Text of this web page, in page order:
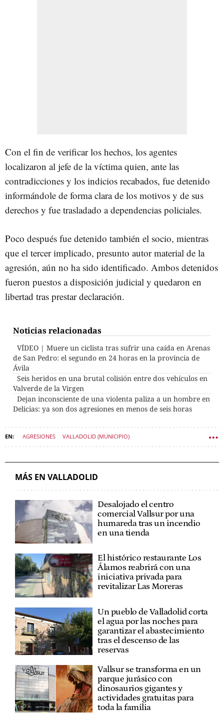
Con el fin de verificar los hechos, los agentes
localizaron al jefe de la víctima quien, ante las
contradicciones y los indicios recabados, fue detenido
informándole de forma clara de los motivos y de sus
derechos y fue trasladado a dependencias policiales.
Poco después fue detenido también el socio, mientras
que el tercer implicado, presunto autor material de la
agresión, aún no ha sido identificado. Ambos detenidos
fueron puestos a disposición judicial y quedaron en
libertad tras prestar declaración.
Noticias relacionadas
VÍDEO | Muere un ciclista tras sufrir una caída en Arenas
de San Pedro: el segundo en 24 horas en la provincia de
Ávila
Seis heridos en una brutal colisión entre dos vehículos en
Valverde de la Virgen
Dejan inconsciente de una violenta paliza a un hombre en
Delicias: ya son dos agresiones en menos de seis horas
AGRESIONES VALLADOLID (MUNICIPIO)
MÁS EN VALLADOLID
Desalojado el centro
comercial Vallsur por una
humareda tras un incendio
en una tienda
El histórico restaurante Los
Álamos reabrirá con una
iniciativa privada para
revitalizar Las Moreras
Un pueblo de Valladolid corta
el agua por las noches para
garantizar el abastecimiento
tras el descenso de las
reservas
Vallsur se transforma en un
parque jurásico con
dinosaurios gigantes y
actividades gratuitas para
toda la familia